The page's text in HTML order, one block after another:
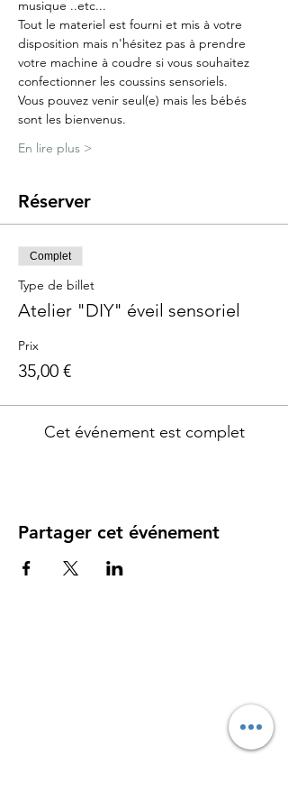
musique ..etc...
Tout le materiel est fourni et mis à votre
disposition mais n'hésitez pas à prendre
votre machine à coudre si vous souhaitez
confectionner les coussins sensoriels.
Vous pouvez venir seul(e) mais les bébés
sont les bienvenus.
En lire plus >
Réserver
Complet
Type de billet
Atelier "DIY" éveil sensoriel
Prix
35,00 €
Cet événement est complet
Partager cet événement